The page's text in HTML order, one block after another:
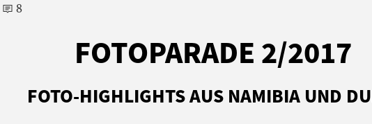
8
FOTOPARADE 2/2017
FOTO-HIGHLIGHTS AUS NAMIBIA UND